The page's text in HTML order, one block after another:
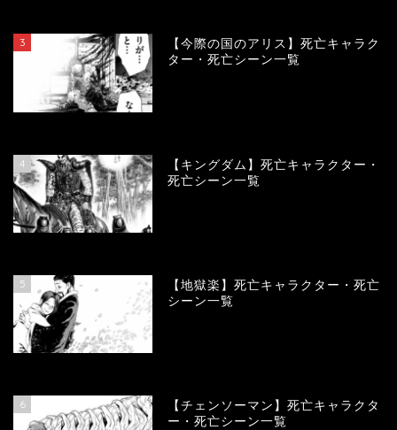
3
【今際の国のアリス】死亡キャラク
ター・死亡シーン一覧
4
【キングダム】死亡キャラクター・
死亡シーン一覧
5
【地獄楽】死亡キャラクター・死亡
シーン一覧
6
【チェンソーマン】死亡キャラクタ
ー・死亡シーン一覧